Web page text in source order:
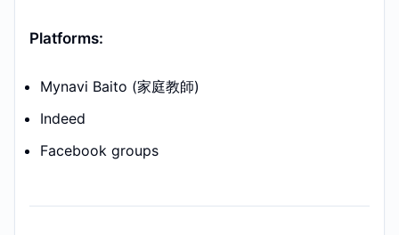
Platforms:
Mynavi Baito (家庭教師)
Indeed
Facebook groups